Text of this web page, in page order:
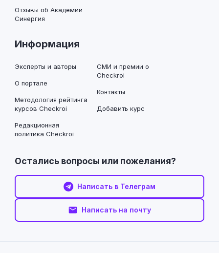
Отзывы об Академии
Синергия
Информация
Эксперты и авторы
О портале
Методология рейтинга
курсов Checkroi
Редакционная
политика Checkroi
СМИ и премии о
Checkroi
Контакты
Добавить курс
Остались вопросы или пожелания?
Написать в Телеграм
Написать на почту